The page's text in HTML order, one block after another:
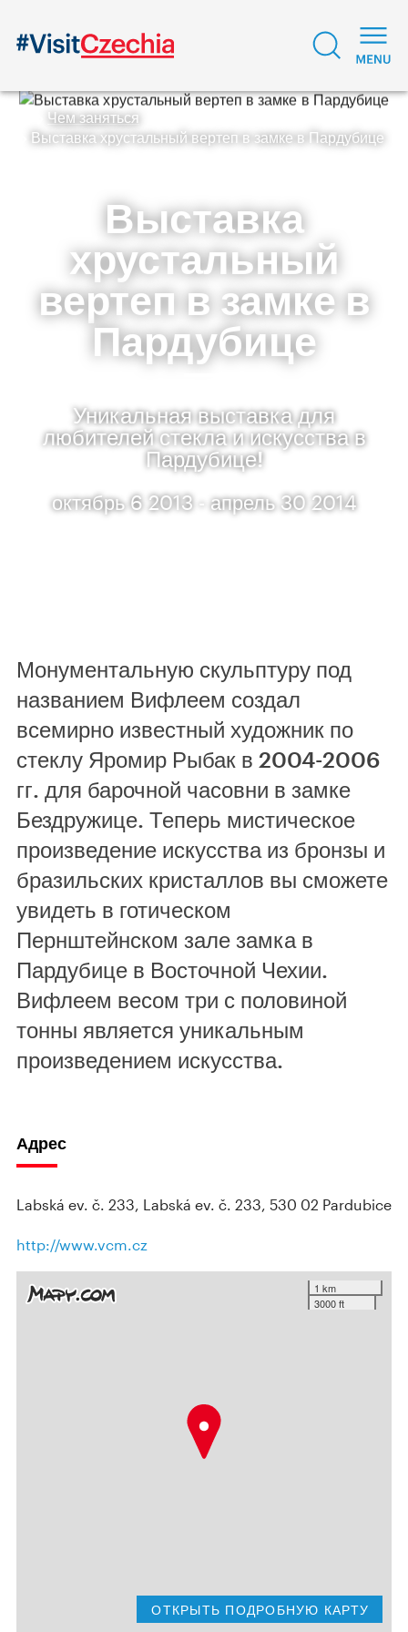
Чем заняться
Выставка хрустальный вертеп в замке в Пардубице
Выставка
хрустальный
вертеп в замке в
Пардубице
Уникальная выставка для
любителей стекла и искусства в
Пардубице!
октябрь 6 2013 - апрель 30 2014
Монументальную скульптуру под
названием Вифлеем создал
всемирно известный художник по
стеклу Яромир Рыбак в 2004-2006
гг. для барочной часовни в замке
Бездружице. Теперь мистическое
произведение искусства из бронзы и
бразильских кристаллов вы сможете
увидеть в готическом
Пернштейнском зале замка в
Пардубице в Восточной Чехии.
Вифлеем весом три с половиной
тонны является уникальным
произведением искусства.
Адрес
Labská ev. č. 233, Labská ev. č. 233, 530 02 Pardubice
http://www.vcm.cz
1 km
3000 ft
ОТКРЫТЬ ПОДРОБНУЮ КАРТУ